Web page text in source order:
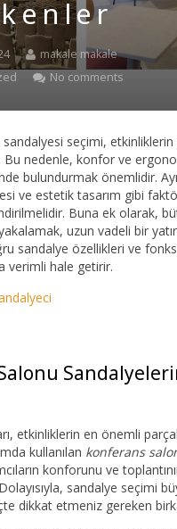
makale makale
No comments
seçimi, etkinliklerin
nedenle, konfor ve
bulundurmak önemlidir.
ve estetik tasarım gibi
Buna ek olarak,
uzun vadeli bir
sandalye özellikleri ve
verimli hale getirir.
etkinliklerin en önemli
kullanılan konferans
konforunu ve
sandalye seçimi
dikkat etmeniz gereken